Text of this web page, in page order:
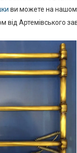
ви можете на
від Артемівського